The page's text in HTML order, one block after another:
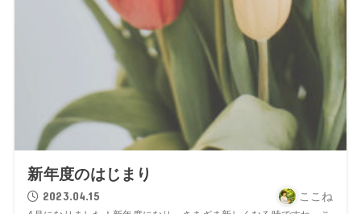
新年度のはじまり
2023.04.15 ここね